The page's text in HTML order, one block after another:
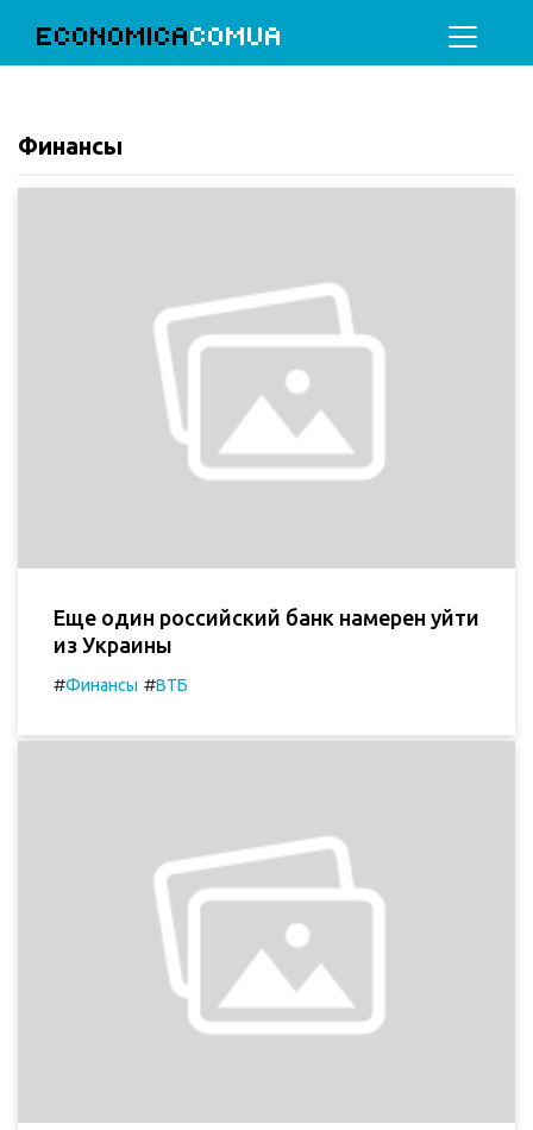
ECONOMICACOMUA
Финансы
Еще один российский банк намерен уйти
из Украины
#Финансы #ВТБ